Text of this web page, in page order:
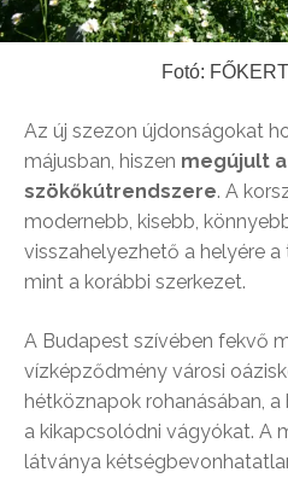
Fotó:
Az új szezon újdonságokat
májusban, hiszen megújult
szökőkútrendszere. A
modernebb, kisebb,
visszahelyezhető a helyére
mint a korábbi szerkezet.
A Budapest szívében fekvő
vízképződmény városi
hétköznapok rohanásában,
a kikapcsolódni vágyókat. A
látványa